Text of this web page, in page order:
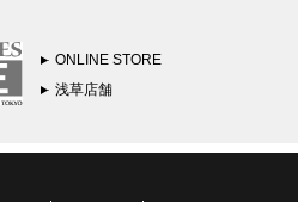
ONLINE STORE
浅草店舗